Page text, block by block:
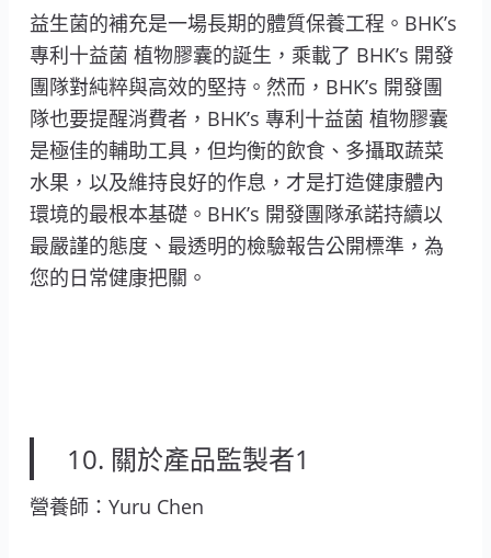
益生菌的補充是一場長期的體質保養工程。BHK’s
專利十益菌 植物膠囊的誕生，乘載了 BHK’s 開發
團隊對純粹與高效的堅持。然而，BHK’s 開發團
隊也要提醒消費者，BHK’s 專利十益菌 植物膠囊
是極佳的輔助工具，但均衡的飲食、多攝取蔬菜
水果，以及維持良好的作息，才是打造健康體內
環境的最根本基礎。BHK’s 開發團隊承諾持續以
最嚴謹的態度、最透明的檢驗報告公開標準，為
您的日常健康把關。
10. 關於產品監製者1
營養師：Yuru Chen